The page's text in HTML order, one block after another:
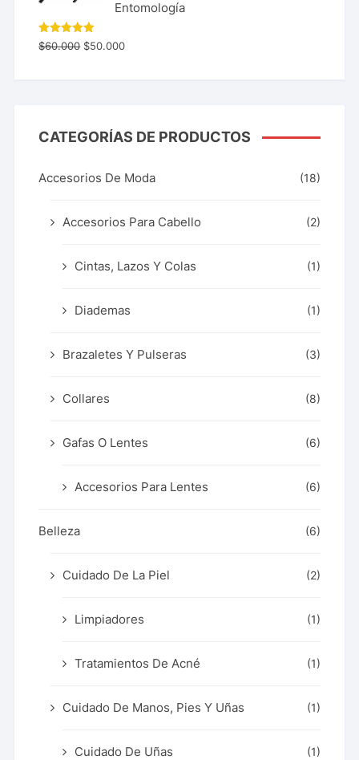
Entomología
Valorado
con5.00
$60.000 $50.000
CATEGORÍAS DE PRODUCTOS
Accesorios De Moda (18)
Accesorios Para Cabello (2)
Cintas, Lazos Y Colas (1)
Diademas (1)
Brazaletes Y Pulseras (3)
Collares (8)
Gafas O Lentes (6)
Accesorios Para Lentes (6)
Belleza (6)
Cuidado De La Piel (2)
Limpiadores (1)
Tratamientos De Acné (1)
Cuidado De Manos, Pies Y Uñas (1)
Cuidado De Uñas (1)